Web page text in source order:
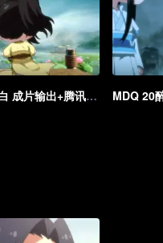
MDQ 19表白 成片输出+腾讯海外版